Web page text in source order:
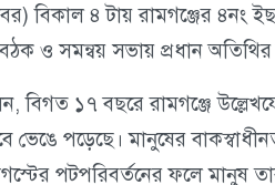
বিকাল ৪ টায় রামগঞ্জের ৪নং
ও সমন্বয় সভায় প্রধান অতিথির
বিগত ১৭ বছরে রামগঞ্জে
ভেঙে পড়েছে। মানুষের
পটপরিবর্তনের ফলে মানুষ